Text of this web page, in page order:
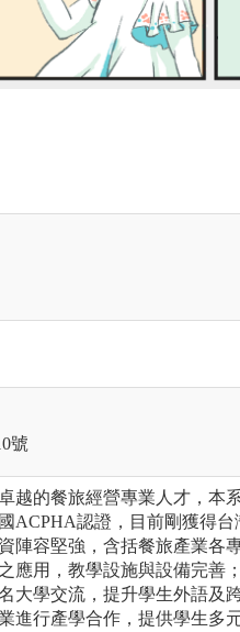
號
越的餐旅經營專業人才，本
ACPHA認證，目前剛獲得台
陣容堅強，含括餐旅產業各
應用，教學設施與設備完善
大學交流，提升學生外語及
進行產學合作，提供學生多